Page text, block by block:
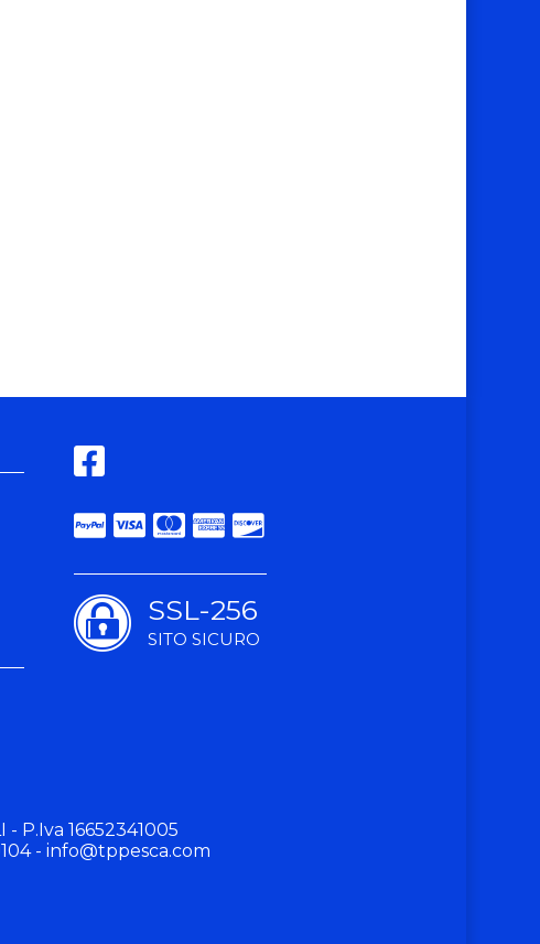
SSL-256
SITO SICURO
- P.Iva 16652341005
- info@tppesca.com